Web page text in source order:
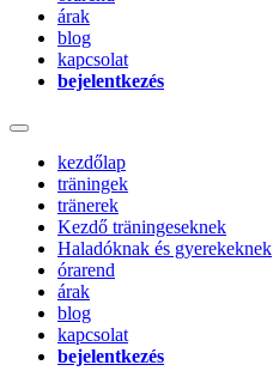
árak
blog
kapcsolat
bejelentkezés
kezdőlap
träningek
tränerek
Kezdő träningeseknek
Haladóknak és gyerekeknek
órarend
árak
blog
kapcsolat
bejelentkezés